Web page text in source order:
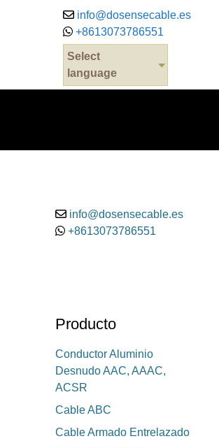
info@dosensecable.es
+8613073786551
Select
language
info@dosensecable.es
+8613073786551
Producto
Conductor Aluminio
Desnudo AAC, AAAC,
ACSR
Cable ABC
Cable Armado Entrelazado